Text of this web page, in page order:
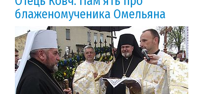
блаженомученика Омельяна